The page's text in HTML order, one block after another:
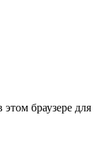
браузере